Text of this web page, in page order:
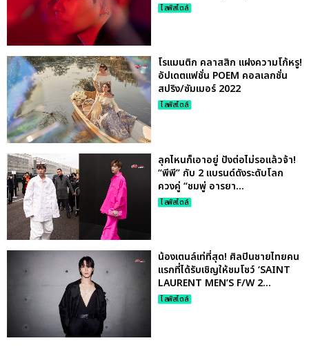
ไลฟ์สไตล์
โรแมนติก คลาสสิก แฝงความโก้หรู!
อัปเดตแฟชั่น POEM คอลเลกชั่น
สปริง/ซัมเมอร์ 2022
ไลฟ์สไตล์
ลุคไหนก็เอาอยู่ ปังต่อไม่รอแล้วจ้า!
“พีพี” กับ 2 แบรนด์ดังระดับโลก
ควงคู่ “ชมพู่ อารยา...
ไลฟ์สไตล์
น้องเตนล์เท่ที่สุด! ศิลปินชายไทยคน
แรกที่ได้รับเชิญให้ชมโชว์ ‘SAINT
LAURENT MEN’S F/W 2...
ไลฟ์สไตล์